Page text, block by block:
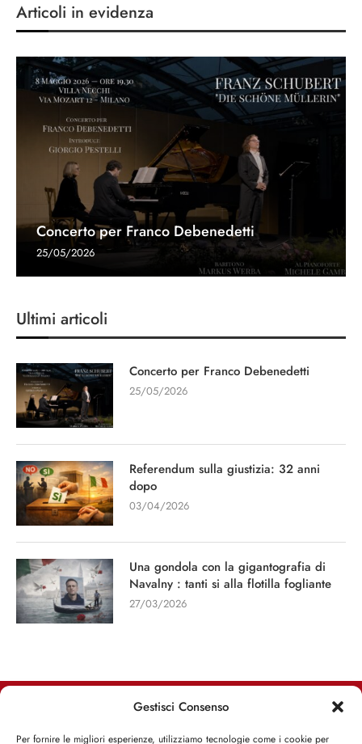
Gestisci Consenso
Per fornire le migliori esperienze, utilizziamo tecnologie come i cookie per
Articoli in evidenza
Concerto per Franco Debenedetti
25/05/2026
Ultimi articoli
Concerto per Franco Debenedetti
25/05/2026
Referendum sulla giustizia: 32 anni
dopo
03/04/2026
Una gondola con la gigantografia di
Navalny : tanti si alla flotilla fogliante
27/03/2026